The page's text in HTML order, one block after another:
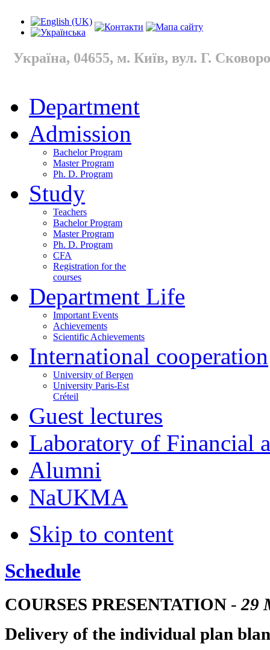
Україна, 04655, м. Київ, вул. Г.
Department
Admission
Bachelor Program
Master Program
Ph. D. Program
Study
Teachers
Bachelor Program
Master Program
Ph. D. Program
CFA
Registration for the
courses
Department Life
Important Events
Achievements
Scientific Achievements
International cooperation
University of Bergen
University Paris-Est
Créteil
Guest lectures
Laboratory of Financial
Alumni
NaUKMA
Skip to content
Schedule
COURSES PRESENTATION -29
Delivery of the individual plan